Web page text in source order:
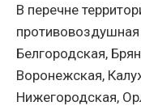
В перечне
Белгородская,
Воронежская,
Нижегородская,